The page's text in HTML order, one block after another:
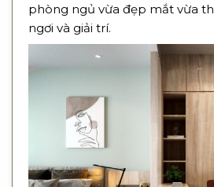
phòng ngủ vừa đẹp mắt vừa
ngơi và giải trí.